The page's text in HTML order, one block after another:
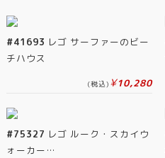
#41693 レゴ サーファーのビー
チハウス
(税込) ¥10,280
#75327 レゴ ルーク・スカイウ
ォーカー…